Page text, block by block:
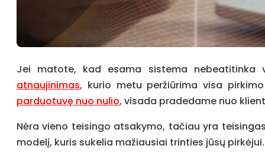
Jei matote, kad esama sistema nebeatitinka
atnaujinimas, kurio metu peržiūrima visa
parduotuvę nuo nulio, visada pradedame nuo
Nėra vieno teisingo atsakymo, tačiau yra
modelį, kuris sukelia mažiausiai trinties jūsų pirkėjui.